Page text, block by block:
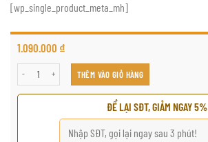
[wp_single_product_meta_mh]
1.090.000 ₫
高级沉香粉蒸具 số lượngTHÊM VÀO GIỎ HÀNG
ĐỂ LẠI SĐT, GIẢM NGAY 5%